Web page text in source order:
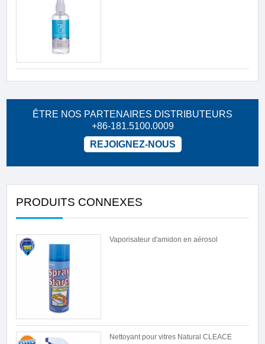
ÊTRE NOS PARTENAIRES DISTRIBUTEURS
+86-181.5100.0009
REJOIGNEZ-NOUS
PRODUITS CONNEXES
Vaporisateur d'amidon en aérosol
Nettoyant pour vitres Natural CLEACE